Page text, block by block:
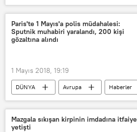
Rusya
Baltık Denizi
ABD Donanması
Su-27
Önleme
Paris'te 1 Mayıs'a polis müdahalesi:
Sputnik muhabiri yaralandı, 200 kişi
gözaltına alındı
1 Mayıs 2018, 19:19
DÜNYA Avrupa
Haberler
Fransa
Paris
Mazgala sıkışan kirpinin imdadına itfaiye
yetişti